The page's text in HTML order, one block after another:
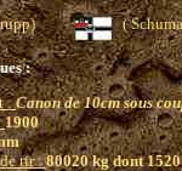
(
:
:Canon de 10cm sous
1900
tir :80020 kg dont